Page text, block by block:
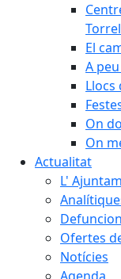
El
A
Llocs
On
On
Actualitat
L'
Ofertes
Notícies